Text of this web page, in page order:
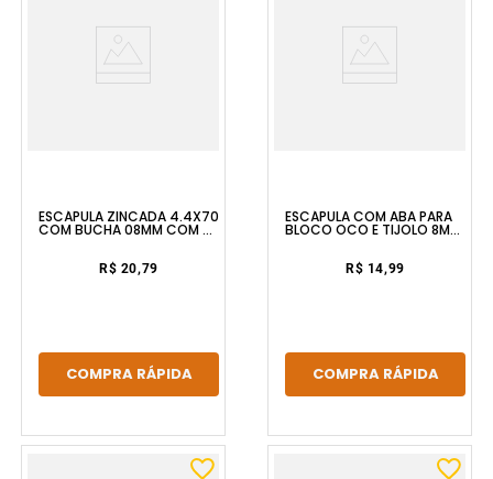
ESCÁPULA ZINCADA 4.4X70
COM BUCHA 08MM COM 4
R$ 20,79
COMPRA RÁPIDA
ESCÁPULA COM ABA PARA
BLOCO OCO E TIJOLO 8MM
R$ 14,99
COMPRA RÁPIDA